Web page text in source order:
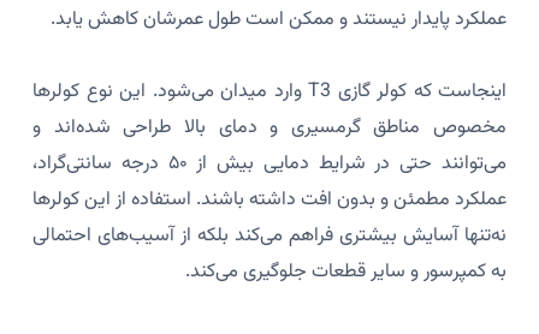
عملکرد پایدار نیستند و ممکن است طول عمرشان کاهش یابد.
اینجاست که کولر گازی T3 وارد میدان می‌شود. این نوع کولرها
مخصوص مناطق گرمسیری و دمای بالا طراحی شده‌اند و
می‌توانند حتی در شرایط دمایی بیش از ۵۰ درجه سانتی‌گراد،
عملکرد مطمئن و بدون افت داشته باشند. استفاده از این کولرها
نه‌تنها آسایش بیشتری فراهم می‌کند بلکه از آسیب‌های احتمالی
به کمپرسور و سایر قطعات جلوگیری می‌کند.